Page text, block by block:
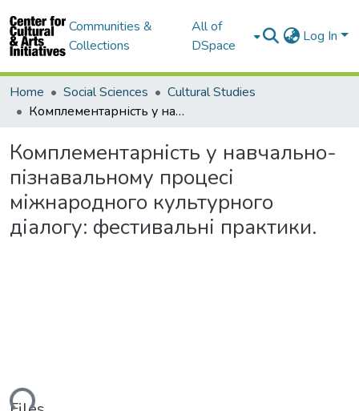
Communities &
Collections
All of
DSpace
Log In
Home Social Sciences
Cultural Studies
Комплементарність у навчально-пізнавальному процесі міжнародного культурного діалогу: фестивальні практики.
Комплементарність у навчально-
пізнавальному процесі
міжнародного культурного
діалогу: фестивальні практики.